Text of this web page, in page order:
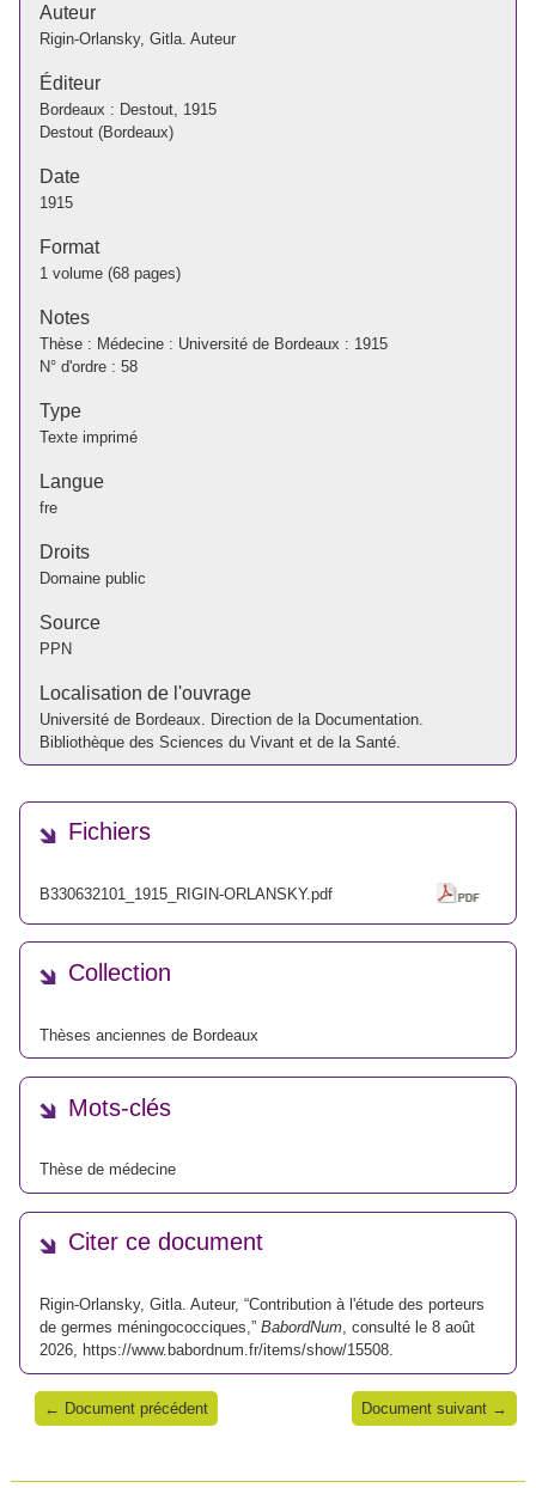
Auteur
Rigin-Orlansky, Gitla. Auteur
Éditeur
Bordeaux : Destout, 1915
Destout (Bordeaux)
Date
1915
Format
1 volume (68 pages)
Notes
Thèse : Médecine : Université de Bordeaux : 1915
N° d'ordre : 58
Type
Texte imprimé
Langue
fre
Droits
Domaine public
Source
PPN
Localisation de l'ouvrage
Université de Bordeaux. Direction de la Documentation.
Bibliothèque des Sciences du Vivant et de la Santé.
Fichiers
B330632101_1915_RIGIN-ORLANSKY.pdf
Collection
Thèses anciennes de Bordeaux
Mots-clés
Thèse de médecine
Citer ce document
Rigin-Orlansky, Gitla. Auteur, “Contribution à l'étude des porteurs
de germes méningococciques,” BabordNum , consulté le 8 août
2026,
https://www.babordnum.fr/items/show/15508
← Document précédent Document suivant →